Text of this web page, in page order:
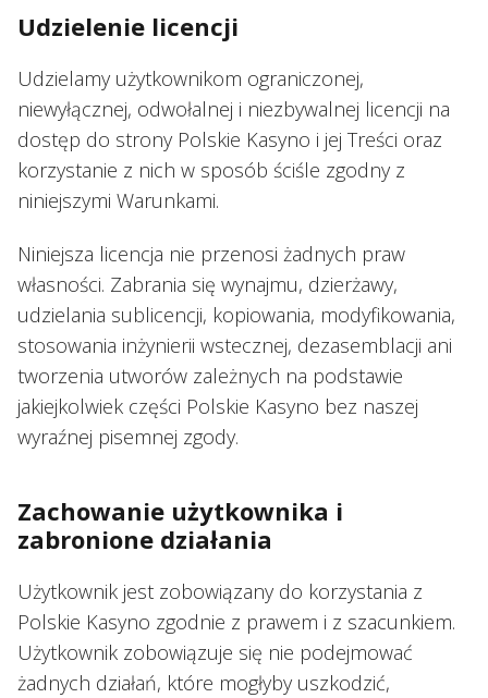
Udzielenie licencji
Udzielamy użytkownikom ograniczonej,
niewyłącznej, odwołalnej i niezbywalnej licencji na
dostęp do strony Polskie Kasyno i jej Treści oraz
korzystanie z nich w sposób ściśle zgodny z
niniejszymi Warunkami.
Niniejsza licencja nie przenosi żadnych praw
własności. Zabrania się wynajmu, dzierżawy,
udzielania sublicencji, kopiowania, modyfikowania,
stosowania inżynierii wstecznej, dezasemblacji ani
tworzenia utworów zależnych na podstawie
jakiejkolwiek części Polskie Kasyno bez naszej
wyraźnej pisemnej zgody.
Zachowanie użytkownika i
zabronione działania
Użytkownik jest zobowiązany do korzystania z
Polskie Kasyno zgodnie z prawem i z szacunkiem.
Użytkownik zobowiązuje się nie podejmować
żadnych działań, które mogłyby uszkodzić,